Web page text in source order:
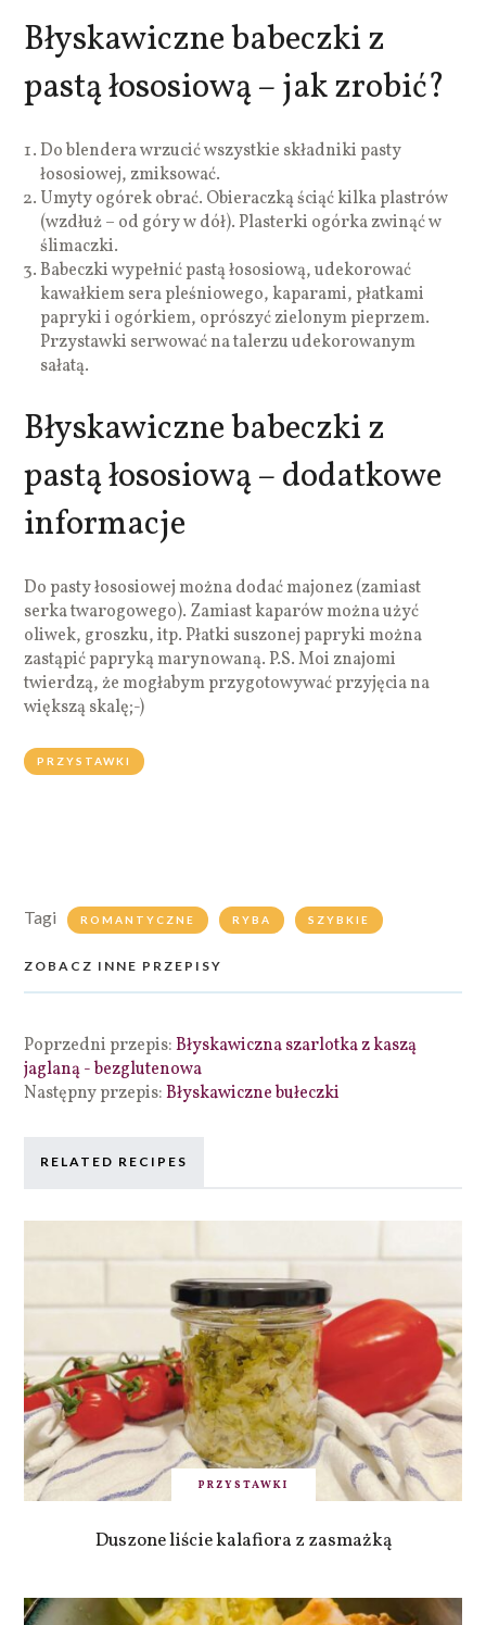
Błyskawiczne babeczki z
pastą łososiową – jak zrobić?
Do blendera wrzucić wszystkie składniki pasty
łososiowej, zmiksować.
Umyty ogórek obrać. Obieraczką ściąć kilka plastrów
(wzdłuż – od góry w dół). Plasterki ogórka zwinąć w
ślimaczki.
Babeczki wypełnić pastą łososiową, udekorować
kawałkiem sera pleśniowego, kaparami, płatkami
papryki i ogórkiem, oprószyć zielonym pieprzem.
Przystawki serwować na talerzu udekorowanym
sałatą.
Błyskawiczne babeczki z
pastą łososiową – dodatkowe
informacje
Do pasty łososiowej można dodać majonez (zamiast
serka twarogowego). Zamiast kaparów można użyć
oliwek, groszku, itp. Płatki suszonej papryki można
zastąpić papryką marynowaną. P.S. Moi znajomi
twierdzą, że mogłabym przygotowywać przyjęcia na
większą skalę;-)
PRZYSTAWKI
Tagi ROMANTYCZNE RYBA SZYBKIE
ZOBACZ INNE PRZEPISY
Poprzedni przepis:Błyskawiczna szarlotka z kaszą
jaglaną - bezglutenowa
Następny przepis:Błyskawiczne bułeczki
RELATED RECIPES
PRZYSTAWKI
Duszone liście kalafiora z zasmażką